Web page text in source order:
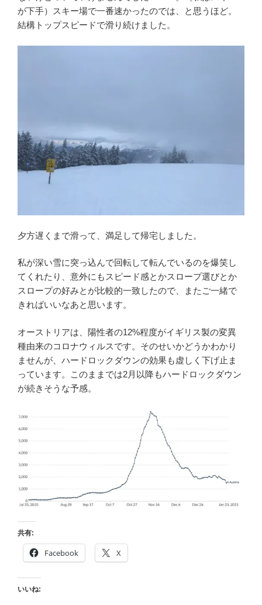
が下手）スキー場で一番速かったのでは、と思うほど。
結構トップスピードで滑り続けました。
夕方遅くまで滑って、満足して帰宅しました。
私が深い雪に突っ込んで回転して転んでいるのを爆笑し
てくれたり、意外にもスピード感とかスロープ選びとか
スロープの好みとが比較的一致したので、またご一緒で
きればいいなあと思います。
オーストリアは、陽性者の12%程度がイギリス製の変異
種由来のコロナウィルスです。そのせいかどうかわかり
ませんが、ハードロックダウンの効果も虚しく下げ止ま
っています。このままでは2月以降もハードロックダウン
が続きそうな予感。
共有:
Facebook X
いいね: